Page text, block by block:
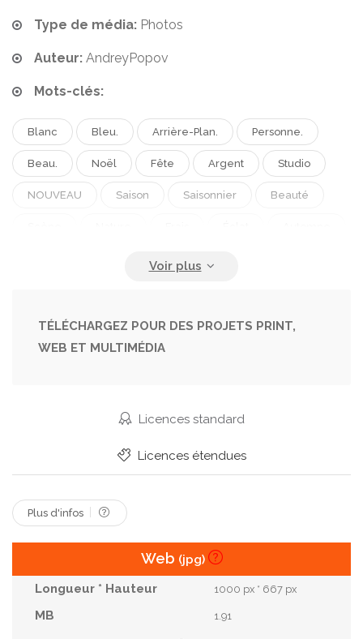
Type de média: Photos
Auteur: AndreyPopov
Mots-clés:
Blanc Bleu. Arrière-Plan. Personne.
Beau. Noël Fête Argent Studio
NOUVEAU Saison Saisonnier Beauté
Froid.
Arrière-Plan Mouvement Se Brouiller
Paillettes À L'intérieur
Neigeux Tempête
Tempête De Neige Congère
TÉLÉCHARGEZ POUR DES PROJETS PRINT,
WEB ET MULTIMÉDIA
Licences standard
Licences étendues
Plus d'infos
Web (jpg)
1000 px * 667 px
1.91